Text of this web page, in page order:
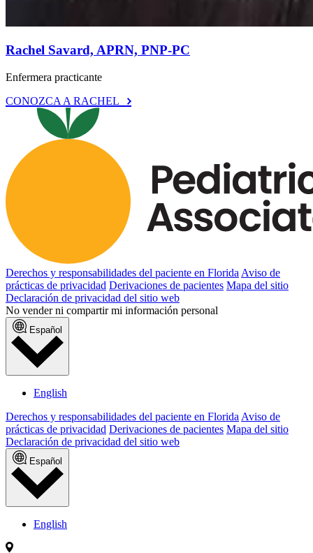
Rachel Savard, APRN, PNP-PC
Enfermera practicante
CONOZCA A RACHEL
Derechos y responsabilidades del paciente en Florida Aviso de
prácticas de privacidad Derivaciones de pacientes Mapa del sitio
Declaración de privacidad del sitio web
No vender ni compartir mi información personal
Español
English
Derechos y responsabilidades del paciente en Florida Aviso de
prácticas de privacidad Derivaciones de pacientes Mapa del sitio
Declaración de privacidad del sitio web
Español
English